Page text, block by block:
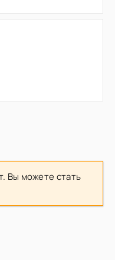
Вы можете стать